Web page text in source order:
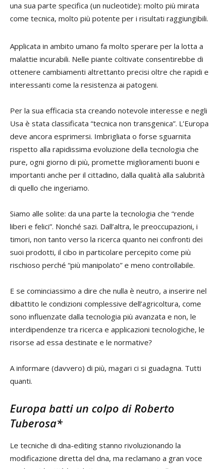
una sua parte specifica (un nucleotide): molto più mirata
come tecnica, molto più potente per i risultati raggiungibili.
Applicata in ambito umano fa molto sperare per la lotta a
malattie incurabili. Nelle piante coltivate consentirebbe di
ottenere cambiamenti altrettanto precisi oltre che rapidi e
interessanti come la resistenza ai patogeni.
Per la sua efficacia sta creando notevole interesse e negli
Usa è stata classificata “tecnica non transgenica”. L’Europa
deve ancora esprimersi. Imbrigliata o forse sguarnita
rispetto alla rapidissima evoluzione della tecnologia che
pure, ogni giorno di più, promette miglioramenti buoni e
importanti anche per il cittadino, dalla qualità alla salubrità
di quello che ingeriamo.
Siamo alle solite: da una parte la tecnologia che “rende
liberi e felici”. Nonché sazi. Dall’altra, le preoccupazioni, i
timori, non tanto verso la ricerca quanto nei confronti dei
suoi prodotti, il cibo in particolare percepito come più
rischioso perché “più manipolato” e meno controllabile.
E se cominciassimo a dire che nulla è neutro, a inserire nel
dibattito le condizioni complessive dell’agricoltura, come
sono influenzate dalla tecnologia più avanzata e non, le
interdipendenze tra ricerca e applicazioni tecnologiche, le
risorse ad essa destinate e le normative?
A informare (davvero) di più, magari ci si guadagna. Tutti
quanti.
Europa batti un colpo diRoberto
Tuberosa*
Le tecniche di dna-editing stanno rivoluzionando la
modificazione diretta del dna, ma reclamano a gran voce